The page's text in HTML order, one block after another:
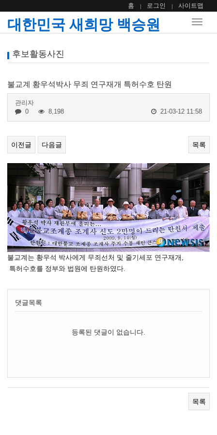
홈 로그인 사이트맵
Toggle
대한민국 새희망 백승원
후보활동사진
불교계 황우석박사 무죄 연구재개 특허수호 탄원
관리자
0
8,198 21-03-12 11:58
이전글 다음글 목록
불교계는 황우석 박사에게 무죄선처 및 줄기세포 연구재개,
특허수호를 정부와 법원에 탄원하였다.
댓글목록
등록된 댓글이 없습니다.
목록